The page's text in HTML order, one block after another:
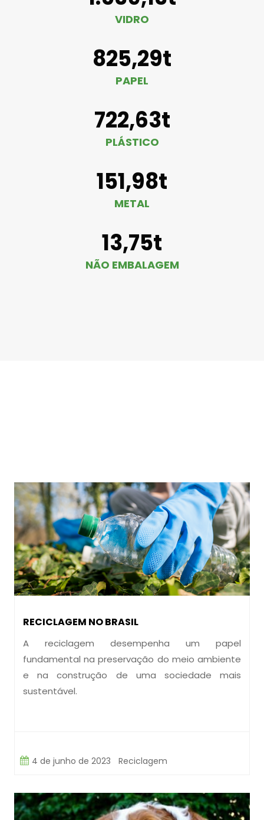
VIDRO
825,29t
PAPEL
722,63t
PLÁSTICO
151,98t
METAL
13,75t
NÃO EMBALAGEM
RECICLAGEM NO BRASIL
A reciclagem desempenha um papel
fundamental na preservação do meio ambiente
e na construção de uma sociedade mais
sustentável.
4 de junho de 2023 Reciclagem